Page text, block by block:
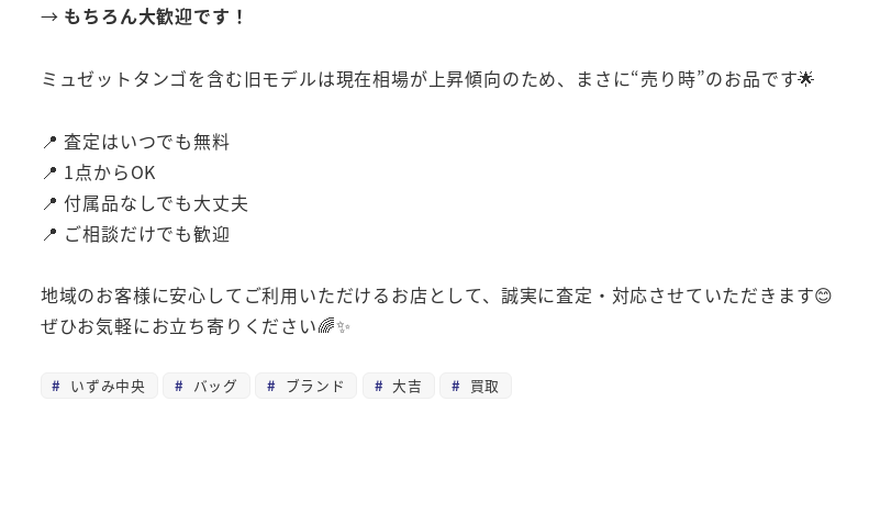
→ もちろん大歓迎です！
ミュゼットタンゴを含む旧モデルは現在相場が上昇傾向のため、まさに“売り時”のお品です🌟
📍 査定はいつでも無料
📍 1点からOK
📍 付属品なしでも大丈夫
📍 ご相談だけでも歓迎
地域のお客様に安心してご利用いただけるお店として、誠実に査定・対応させていただきます😊
ぜひお気軽にお立ち寄りください🌈✨
いずみ中央 バッグ ブランド 大吉 買取